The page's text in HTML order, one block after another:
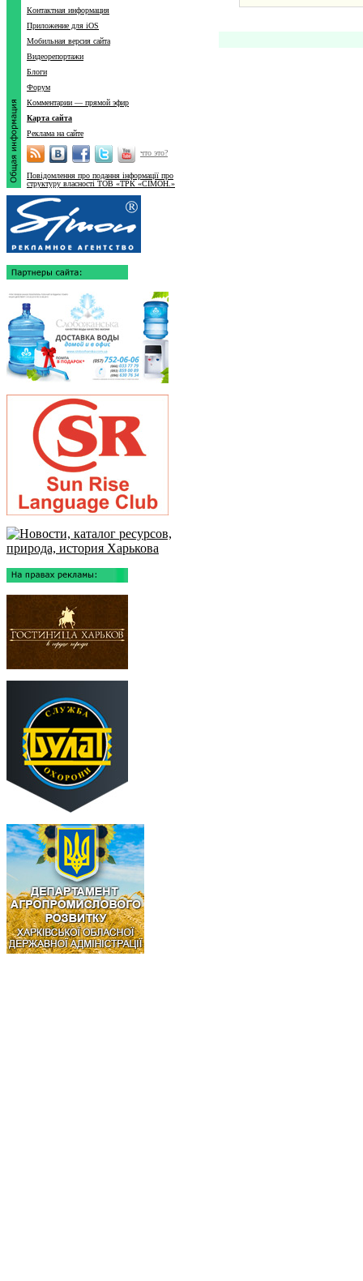
Контактная информация
Приложение для iOS
Мобильная версия сайта
Видеорепортажи
Блоги
Форум
Комментарии — прямой эфир
Карта сайта
Реклама на сайте
что это?
Повідомлення про подання інформації про
структуру власності ТОВ «ТРК «СІМОН.»